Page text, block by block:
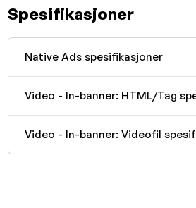
Spesifikasjoner
Native Ads spesifikasjoner
Video - In-banner: HTML/Tag
Video - In-banner: Videofil